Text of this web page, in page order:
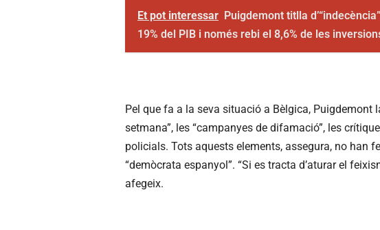
Et pot interessar Puigdemont titlla
19% del PIB i només rebi el 8,6% de les
Pel que fa a la seva situació a Bèlgica, Puigdemont
setmana”, les “campanyes de difamació”, les
policials. Tots aquests elements, assegura, no han
“demòcrata espanyol”. “Si es tracta d’aturar el
afegeix.